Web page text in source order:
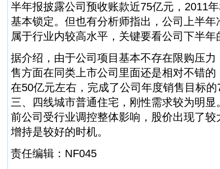
半年报披露公司预收账款近75亿元，2011
基本锁定。但也有分析师指出，公司上半
属于行业内较高水平，关键要看公司下半
据介绍，由于公司项目基本不存在限购压
售方面在同类上市公司里面还是相对不错
在50亿元左右，完成了公司年度销售目标
三、四线城市普通住宅，刚性需求较为明
前公司受行业调控整体影响，股价出现了
增持是较好的时机。
责任编辑：NF045